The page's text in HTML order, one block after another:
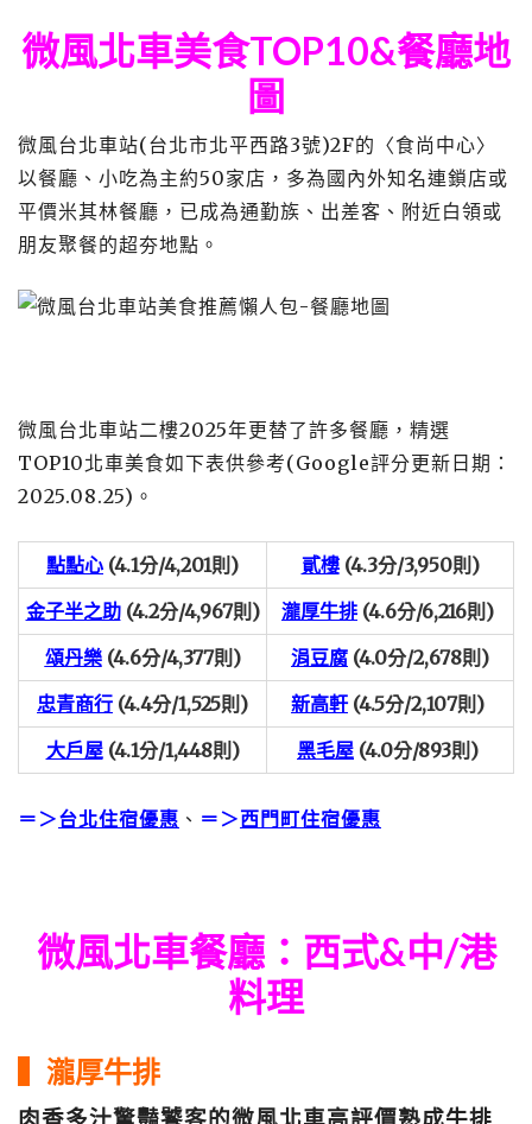
微風北車美食TOP10&餐廳地
圖
微風台北車站(台北市北平西路3號)2F的〈食尚中心〉
以餐廳、小吃為主約50家店，多為國內外知名連鎖店或
平價米其林餐廳，已成為通勤族、出差客、附近白領或
朋友聚餐的超夯地點。
微風台北車站二樓2025年更替了許多餐廳，精選
TOP10北車美食如下表供參考(Google評分更新日期：
2025.08.25)。
點點心 (4.1分/4,201則) 貳樓(4.3分/3,950則)
金子半之助 (4.2分/4,967則) 瀧厚牛排 (4.6分/6,216則)
頌丹樂(4.6分/4,377則) 涓豆腐 (4.0分/2,678則)
忠青商行 (4.4分/1,525則) 新高軒 (4.5分/2,107則)
大戶屋(4.1分/1,448則) 黑毛屋 (4.0分/893則)
＝＞台北住宿優惠 、 ＝＞西門町住宿優惠
微風北車餐廳：西式&中/港
料理
▍瀧厚牛排